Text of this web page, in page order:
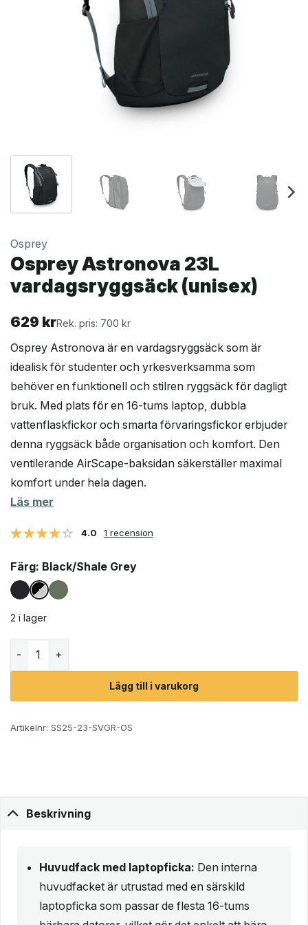
Osprey
Osprey Astronova 23L
vardagsryggsäck (unisex)
629 krRek. pris: 700 kr
Osprey Astronova är en vardagsryggsäck som är
idealisk för studenter och yrkesverksamma som
behöver en funktionell och stilren ryggsäck för dagligt
bruk. Med plats för en 16-tums laptop, dubbla
vattenflaskfickor och smarta förvaringsfickor erbjuder
denna ryggsäck både organisation och komfort. Den
ventilerande AirScape-baksidan säkerställer maximal
komfort under hela dagen.
Läs mer
4.0 1 recension
Färg: Black/Shale Grey
2 i lager
Lägg till i varukorg
Artikelnr: SS25-23-SVGR-OS
Beskrivning
Huvudfack med laptopficka: Den interna
huvudfacket är utrustad med en särskild
laptopficka som passar de flesta 16-tums